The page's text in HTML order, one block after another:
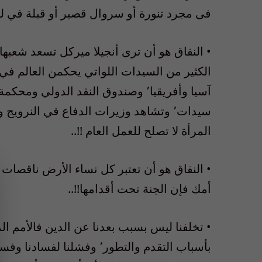
فى مجرد تنورة أو سروال قصير أو قبلة في
الكثير من السيدات اللواتي يحكمن العالم
آسيا وأفريقيا٬ وصندوق النقد
المرأة لا تصلح للعمل العام !!..
أمك فإن الجنة تحت أقدامها!!..
• تخلفنا ليس بسبب بعدنا عن الدين فالأمم